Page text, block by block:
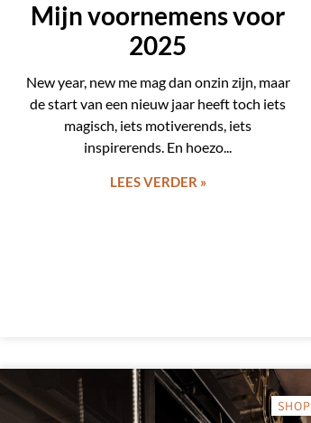
Mijn voornemens voor
2025
New year, new me mag dan onzin zijn, maar
de start van een nieuw jaar heeft toch iets
magisch, iets motiverends, iets
inspirerends. En hoezo
LEES VERDER »
SHOP